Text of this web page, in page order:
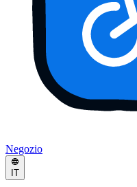
Negozio
IT